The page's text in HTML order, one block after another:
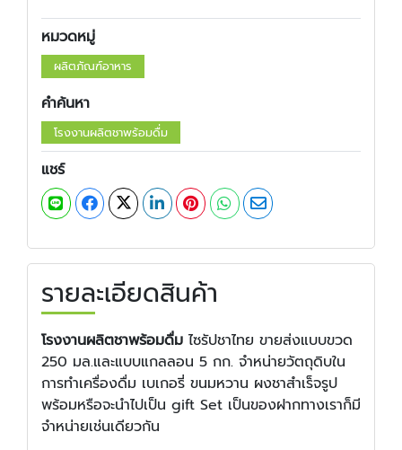
หมวดหมู่
ผลิตภัณฑ์อาหาร
คำค้นหา
โรงงานผลิตชาพร้อมดื่ม
แชร์
รายละเอียดสินค้า
โรงงานผลิตชาพร้อมดื่ม ไซรัปชาไทย ขายส่งแบบขวด
250 มล.และแบบแกลลอน 5 กก. จำหน่ายวัตถุดิบใน
การทำเครื่องดื่ม เบเกอรี่ ขนมหวาน ผงชาสำเร็จรูป
พร้อมหรือจะนำไปเป็น gift Set เป็นของฝากทางเราก็มี
จำหน่ายเช่นเดียวกัน